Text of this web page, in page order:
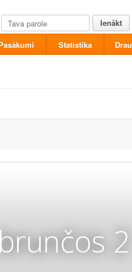
Ienākt
Statistika
2